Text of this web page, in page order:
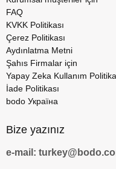
FAQ
KVKK Politikası
Çerez Politikası
Aydınlatma Metni
Şahıs Firmalar için
Yapay Zeka Kullanım
İade Politikası
bodo Україна
Bize yazınız
e-mail: